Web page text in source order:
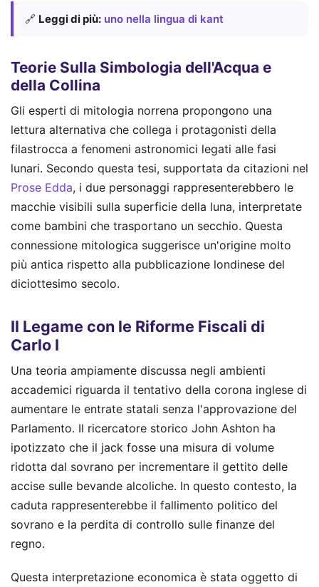
🔗 Leggi di più: uno nella lingua di kant
Teorie Sulla Simbologia dell'Acqua e
della Collina
Gli esperti di mitologia norrena propongono una
lettura alternativa che collega i protagonisti della
filastrocca a fenomeni astronomici legati alle fasi
lunari. Secondo questa tesi, supportata da citazioni nel
Prose Edda, i due personaggi rappresenterebbero le
macchie visibili sulla superficie della luna, interpretate
come bambini che trasportano un secchio. Questa
connessione mitologica suggerisce un'origine molto
più antica rispetto alla pubblicazione londinese del
diciottesimo secolo.
Il Legame con le Riforme Fiscali di
Carlo I
Una teoria ampiamente discussa negli ambienti
accademici riguarda il tentativo della corona inglese di
aumentare le entrate statali senza l'approvazione del
Parlamento. Il ricercatore storico John Ashton ha
ipotizzato che il jack fosse una misura di volume
ridotta dal sovrano per incrementare il gettito delle
accise sulle bevande alcoliche. In questo contesto, la
caduta rappresenterebbe il fallimento politico del
sovrano e la perdita di controllo sulle finanze del
regno.
Questa interpretazione economica è stata oggetto di